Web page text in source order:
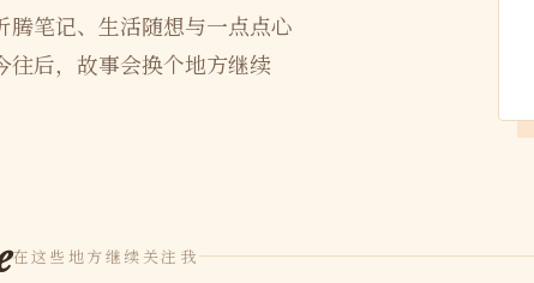
腾笔记、生活随想与一点点心
往后，故事会换个地方继续
在这些地方继续关注我